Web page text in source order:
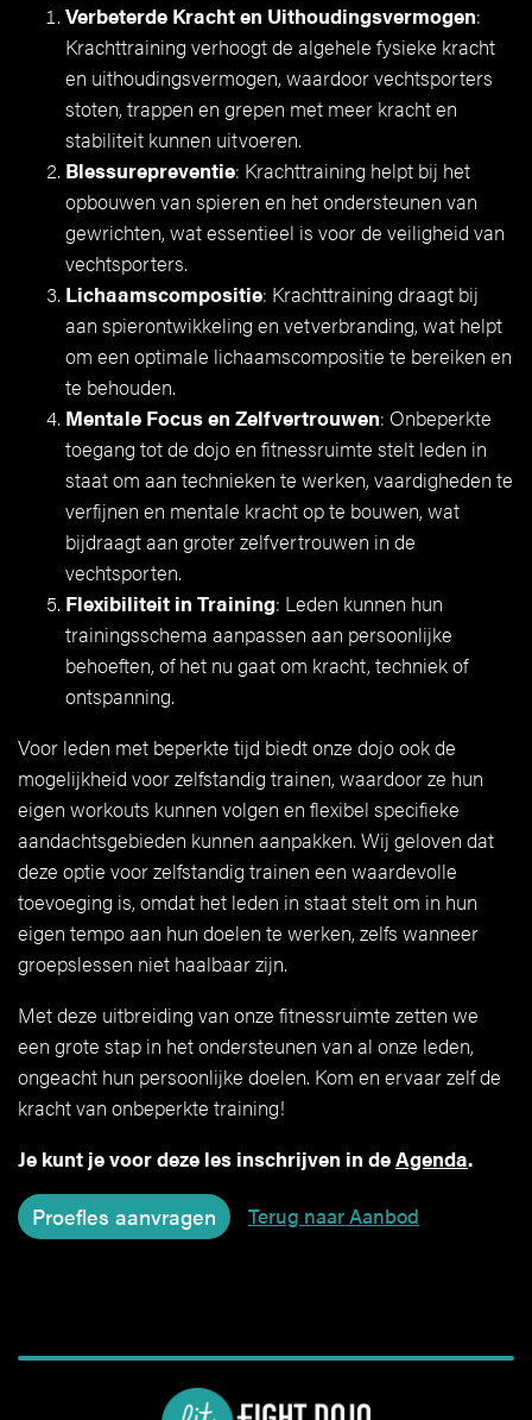
Verbeterde Kracht en Uithoudingsvermogen:
Krachttraining verhoogt de algehele fysieke kracht
en uithoudingsvermogen, waardoor vechtsporters
stoten, trappen en grepen met meer kracht en
stabiliteit kunnen uitvoeren.
Blessurepreventie: Krachttraining helpt bij het
opbouwen van spieren en het ondersteunen van
gewrichten, wat essentieel is voor de veiligheid van
vechtsporters.
Lichaamscompositie: Krachttraining draagt bij
aan spierontwikkeling en vetverbranding, wat helpt
om een optimale lichaamscompositie te bereiken en
te behouden.
Mentale Focus en Zelfvertrouwen: Onbeperkte
toegang tot de dojo en fitnessruimte stelt leden in
staat om aan technieken te werken, vaardigheden te
verfijnen en mentale kracht op te bouwen, wat
bijdraagt aan groter zelfvertrouwen in de
vechtsporten.
Flexibiliteit in Training: Leden kunnen hun
trainingsschema aanpassen aan persoonlijke
behoeften, of het nu gaat om kracht, techniek of
ontspanning.
Voor leden met beperkte tijd biedt onze dojo ook de
mogelijkheid voor zelfstandig trainen, waardoor ze hun
eigen workouts kunnen volgen en flexibel specifieke
aandachtsgebieden kunnen aanpakken. Wij geloven dat
deze optie voor zelfstandig trainen een waardevolle
toevoeging is, omdat het leden in staat stelt om in hun
eigen tempo aan hun doelen te werken, zelfs wanneer
groepslessen niet haalbaar zijn.
Met deze uitbreiding van onze fitnessruimte zetten we
een grote stap in het ondersteunen van al onze leden,
ongeacht hun persoonlijke doelen. Kom en ervaar zelf de
kracht van onbeperkte training!
Je kunt je voor deze les inschrijven in deAgenda.
Terug naar Aanbod